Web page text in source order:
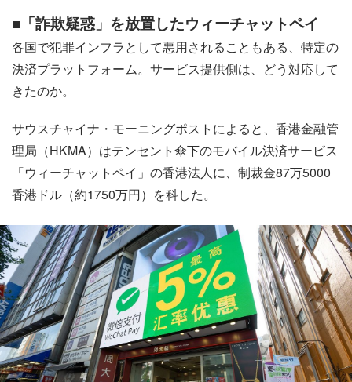
■「詐欺疑惑」を放置したウィーチャットペイ
各国で犯罪インフラとして悪用されることもある、特定の
決済プラットフォーム。サービス提供側は、どう対応して
きたのか。
サウスチャイナ・モーニングポストによると、香港金融管
理局（HKMA）はテンセント傘下のモバイル決済サービス
「ウィーチャットペイ」の香港法人に、制裁金87万5000
香港ドル（約1750万円）を科した。